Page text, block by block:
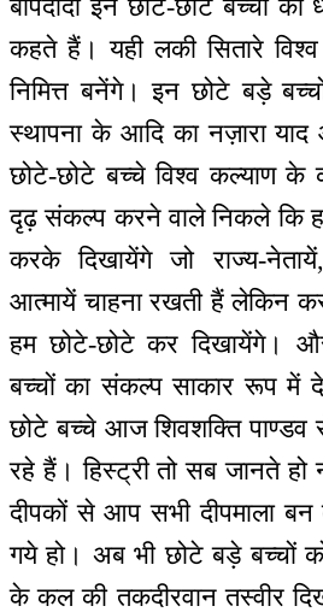
बापदादा इन छोटे-छोटे बच्चों
कहते हैं। यही लकी सितारे
निमित्त बनेंगे। इन छोटे बड़े
स्थापना के आदि का नज़ारा
छोटे-छोटे बच्चे विश्व कल्याण के
दृढ़ संकल्प करने वाले निकले कि
करके दिखायेंगे जो राज्य-नेतायें,
आत्मायें चाहना रखती हैं लेकिन कर
हम छोटे-छोटे कर दिखायेंगे।
बच्चों का संकल्प साकार रूप में
छोटे बच्चे आज शिवशक्ति पाण्डव
रहे हैं। हिस्ट्री तो सब जानते
दीपकों से आप सभी दीपमाला
गये हो। अब भी छोटे बड़े बच्चों
के कल की तकदीरवान तस्वीर